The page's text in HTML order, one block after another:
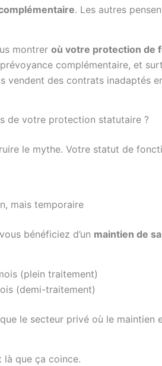
. Les autres
montrer où votre protection de
prévoyance complémentaire, et
vendent des contrats inadaptés
de votre protection statutaire ?
le mythe. Votre statut de
mais temporaire
bénéficiez d’un maintien de
(plein traitement)
(demi-traitement)
le secteur privé où le maintien
là que ça coince.